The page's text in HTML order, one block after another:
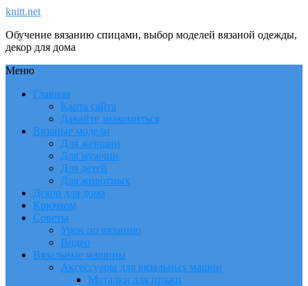
knitt.net
Обучение вязанию спицами, выбор моделей вязаной одежды,
декор для дома
Меню
Главная
Карта сайта
Давайте знакомиться
Вязаные модели
Для женщин
Для мужчин
Для детей
Для животных
Декор для дома
Крючком
Советы
Урок по вязанию
Видео
Вязальные машины
Аксессуары для вязальных машин
Моталки для пряжи